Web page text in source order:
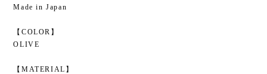
Made in Japan
【COLOR】
OLIVE
【MATERIAL】